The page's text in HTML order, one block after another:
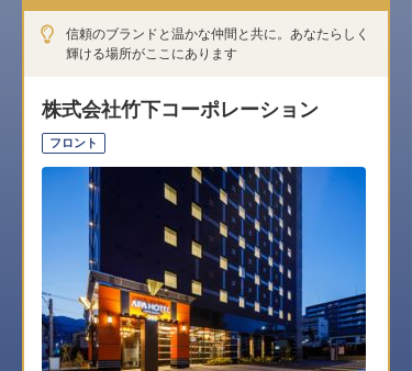
信頼のブランドと温かな仲間と共に。あなたらしく
輝ける場所がここにあります
株式会社竹下コーポレーション
フロント